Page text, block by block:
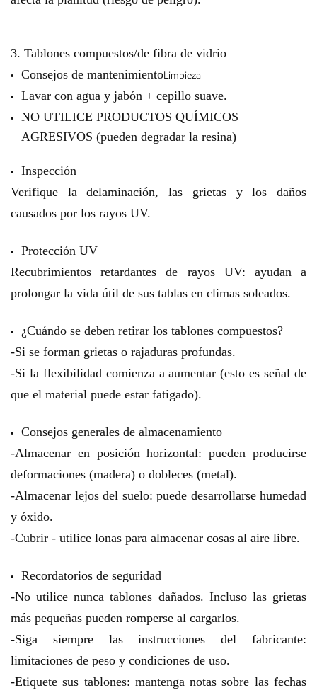
3. Tablones compuestos/de fibra de vidrio
Consejos de mantenimientoLimpieza
Lavar con agua y jabón + cepillo suave.
NO UTILICE PRODUCTOS QUÍMICOS
AGRESIVOS (pueden degradar la resina)
Inspección
Verifique la delaminación, las grietas y los daños
causados por los rayos UV.
Protección UV
Recubrimientos retardantes de rayos UV: ayudan a
prolongar la vida útil de sus tablas en climas soleados.
¿Cuándo se deben retirar los tablones compuestos?
-Si se forman grietas o rajaduras profundas.
-Si la flexibilidad comienza a aumentar (esto es señal de
que el material puede estar fatigado).
Consejos generales de almacenamiento
-Almacenar en posición horizontal: pueden producirse
deformaciones (madera) o dobleces (metal).
-Almacenar lejos del suelo: puede desarrollarse humedad
y óxido.
-Cubrir - utilice lonas para almacenar cosas al aire libre.
Recordatorios de seguridad
-No utilice nunca tablones dañados. Incluso las grietas
más pequeñas pueden romperse al cargarlos.
-Siga siempre las instrucciones del fabricante:
limitaciones de peso y condiciones de uso.
-Etiquete sus tablones: mantenga notas sobre las fechas